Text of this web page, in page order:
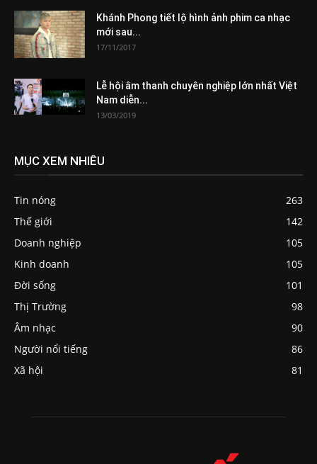
Khánh Phong tiết lộ hình ảnh phim ca nhạc
mới sau...
17/11/2017
Lễ hội âm thanh chuyên nghiệp lớn nhất Việt
Nam diễn...
13/03/2019
MỤC XEM NHIỀU
Tin nóng
263
Thế giới
142
Doanh nghiệp
105
Kinh doanh
105
Đời sống
101
Thị Trường
98
Âm nhạc
90
Người nổi tiếng
86
Xã hội
81